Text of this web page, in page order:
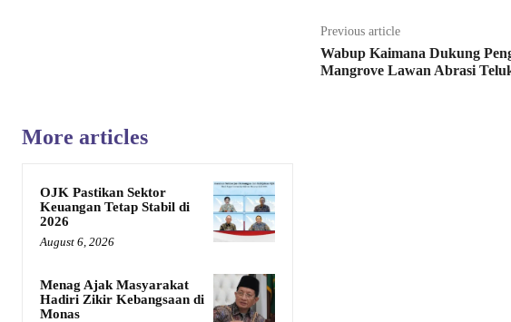
Previous article
Wabup Kaimana Dukung
Mangrove Lawan Abrasi
More articles
OJK Pastikan Sektor
Keuangan Tetap Stabil di
2026
August 6, 2026
Menag Ajak Masyarakat
Hadiri Zikir Kebangsaan di
Monas